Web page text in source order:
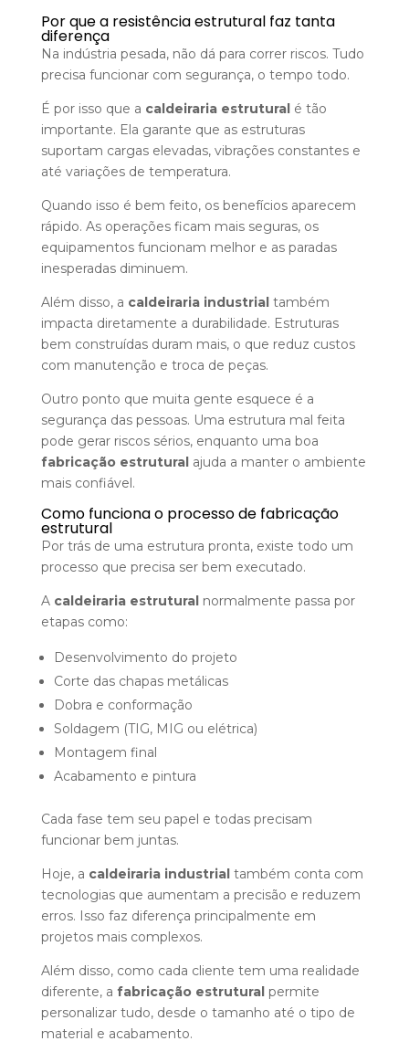
Por que a resistência estrutural faz tanta
diferença
Na indústria pesada, não dá para correr riscos. Tudo
precisa funcionar com segurança, o tempo todo.
É por isso que a caldeiraria estruturalé tão
importante. Ela garante que as estruturas
suportam cargas elevadas, vibrações constantes e
até variações de temperatura.
Quando isso é bem feito, os benefícios aparecem
rápido. As operações ficam mais seguras, os
equipamentos funcionam melhor e as paradas
inesperadas diminuem.
Além disso, a caldeiraria industrialtambém
impacta diretamente a durabilidade. Estruturas
bem construídas duram mais, o que reduz custos
com manutenção e troca de peças.
Outro ponto que muita gente esquece é a
segurança das pessoas. Uma estrutura mal feita
pode gerar riscos sérios, enquanto uma boa
fabricação estruturalajuda a manter o ambiente
mais confiável.
Como funciona o processo de fabricação
estrutural
Por trás de uma estrutura pronta, existe todo um
processo que precisa ser bem executado.
A caldeiraria estruturalnormalmente passa por
etapas como:
Desenvolvimento do projeto
Corte das chapas metálicas
Dobra e conformação
Soldagem (TIG, MIG ou elétrica)
Montagem final
Acabamento e pintura
Cada fase tem seu papel e todas precisam
funcionar bem juntas.
Hoje, a caldeiraria industrialtambém conta com
tecnologias que aumentam a precisão e reduzem
erros. Isso faz diferença principalmente em
projetos mais complexos.
Além disso, como cada cliente tem uma realidade
diferente, a fabricação estruturalpermite
personalizar tudo, desde o tamanho até o tipo de
material e acabamento.